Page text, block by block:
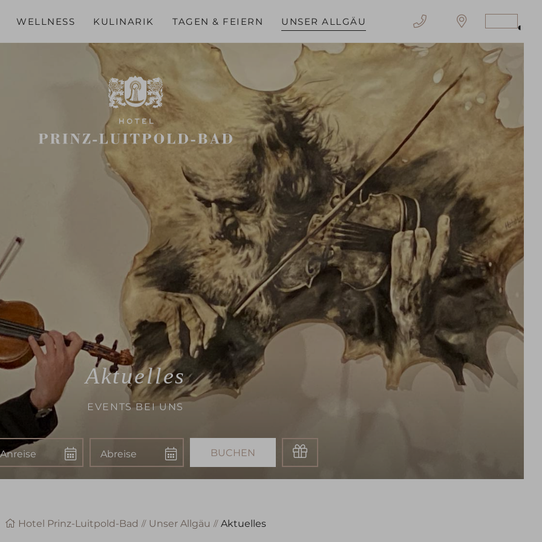
WELLNESS KULINARIK TAGEN & FEIERN UNSER ALLGÄU
Aktuelles
EVENTS BEI UNS
Abreise Buchen Gutschein
Hotel Prinz-Luitpold-Bad Unser Allgäu Aktuelles